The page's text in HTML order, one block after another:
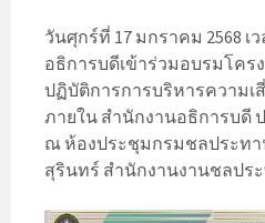
วันศุกร์ที่ 17 มกราคม 2568 เ
อธิการบดีเข้าร่วมอบรมโคร
ปฏิบัติการการบริหารความเ
ภายใน สำนักงานอธิการบดี
ณ ห้องประชุมกรมชลประท
สุรินทร์ สำนักงานงานชลปร